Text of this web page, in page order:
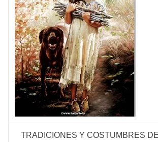
TRADICIONES Y COSTUMBRES